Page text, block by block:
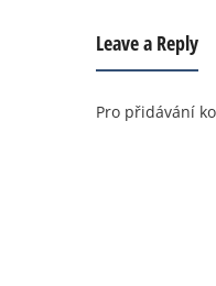
Leave a Reply
Pro přidávání